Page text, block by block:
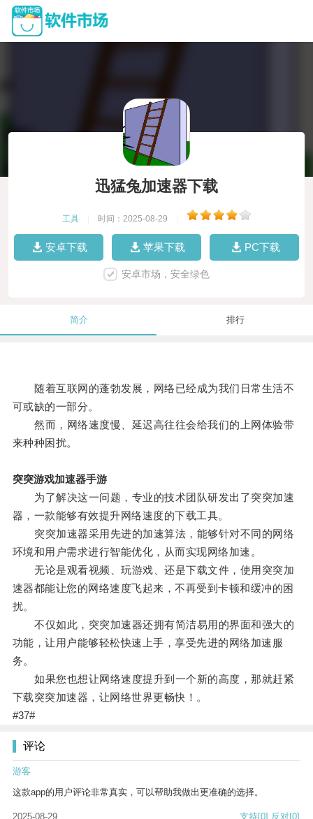
迅猛兔加速器下载
工具 时间：2025-08-29
安卓下载 苹果下载 PC下载
安卓市场，安全绿色
简介 排行
随着互联网的蓬勃发展，网络已经成为我们日常生活不
可或缺的一部分。
然而，网络速度慢、延迟高往往会给我们的上网体验带
来种种困扰。
突突游戏加速器手游
为了解决这一问题，专业的技术团队研发出了突突加速
器，一款能够有效提升网络速度的下载工具。
突突加速器采用先进的加速算法，能够针对不同的网络
环境和用户需求进行智能优化，从而实现网络加速。
无论是观看视频、玩游戏、还是下载文件，使用突突加
速器都能让您的网络速度飞起来，不再受到卡顿和缓冲的困
扰。
不仅如此，突突加速器还拥有简洁易用的界面和强大的
功能，让用户能够轻松快速上手，享受先进的网络加速服
务。
如果您也想让网络速度提升到一个新的高度，那就赶紧
下载突突加速器，让网络世界更畅快！。
#37#
评论
游客
这款app的用户评论非常真实，可以帮助我做出更准确的选择。
2025-08-29 支持[0] 反对[0]